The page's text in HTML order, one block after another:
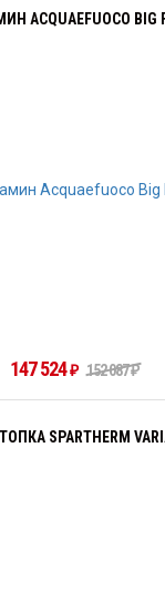
ACQUAEFUOCO BIG
147 524₽ 152 087₽
SPARTHERM